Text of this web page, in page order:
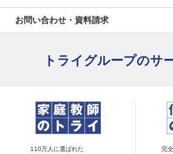
お問い合わせ・資料請求
トライグループのサ
110万人に選ばれた
完